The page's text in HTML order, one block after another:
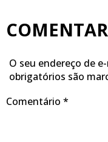
COMENTAR
O seu endereço de
obrigatórios são
Comentário *